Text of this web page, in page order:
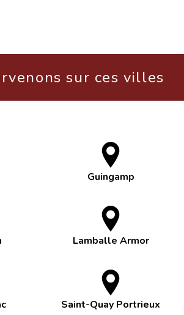
sur ces villes
Guingamp
Lamballe Armor
Saint-Quay Portrieux